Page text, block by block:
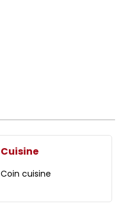
Cuisine
Coin cuisine